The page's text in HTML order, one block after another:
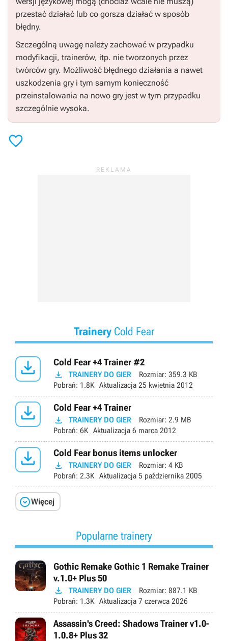
przestać działać lub co gorsza działać w sposób
błędny.
Szczególną uwagę należy zachować w przypadku
modyfikacji, trainerów, itp. nie tworzonych przez
twórców gry. Możliwość błędnego działania a nawet
uszkodzenia gry i tym samym konieczność
przeinstalowania na nowo gry jest w tym przypadku
szczególnie wysoka.

Trainery Cold Fear
 Cold Fear +4 Trainer #2
 TRAINERY DO GIER Rozmiar: 359.3 KB
Pobrań: 1.8K Aktualizacja 25 kwietnia 2012
 Cold Fear +4 Trainer
 TRAINERY DO GIER Rozmiar: 2.9 MB
Pobrań: 6K Aktualizacja 6 marca 2012
 Cold Fear bonus items unlocker
 TRAINERY DO GIER Rozmiar: 4 KB
Pobrań: 2.3K Aktualizacja 5 października 2005
Więcej
Popularne trainery
Gothic Remake Gothic 1 Remake Trainer
v.1.0+ Plus 50
 TRAINERY DO GIER Rozmiar: 887.1 KB
Pobrań: 1.3K Aktualizacja 7 czerwca 2026
Assassin's Creed: Shadows Trainer v1.0-
1.0.8+ Plus 32